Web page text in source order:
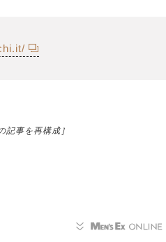
記事を再構成］